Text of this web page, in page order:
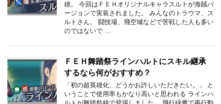
雄。 今回はＦＥＨオリジナルキャラスルトが海賊バ
ージョンで実装されました。 みんなのトラウマ、ス
ルトさん。 闘技場、飛空城などで苦戦した人も多い
のではないで …
ＦＥＨ舞踏祭ラインハルトにスキル継承
するなら何がおすすめ？
「初の超英雄化、どうかお許しいただきたい。」 と
いうことで使用率もかなり高いと思われる ラインハ